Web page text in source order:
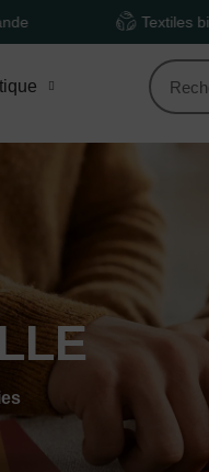
Textiles bio & Made in